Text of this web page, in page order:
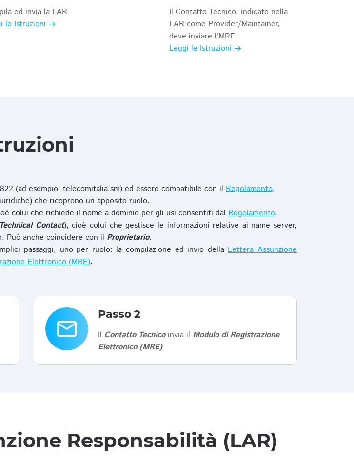
ed invia la LAR
le Istruzioni
Il Contatto Tecnico, indicato nella
LAR come Provider/Maintainer,
deve inviare l'MRE
Leggi le Istruzioni
(ad esempio: telecomitalia.sm) ed essere compatibile con il Regolamento.
che ricoprono un apposito ruolo.
colui che richiede il nome a dominio per gli usi consentiti dal Regolamento.
Technical Contact), cioè colui che gestisce le informazioni relative ai name server,
Può anche coincidere con il Proprietario.
passaggi, uno per ruolo: la compilazione ed invio dellaLettera Assunzione
Elettronico (MRE).
email
Passo 2
Il Contatto Tecnicoinvia il Modulo di Registrazione
Elettronico (MRE)
Responsabilità (LAR)